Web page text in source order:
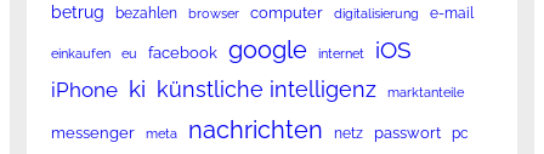
betrug bezahlen browser computer digitalisierung e-mail
einkaufen eu facebook google internet iOS
iPhone ki künstliche intelligenz marktanteile
messenger meta nachrichten netz passwort pc